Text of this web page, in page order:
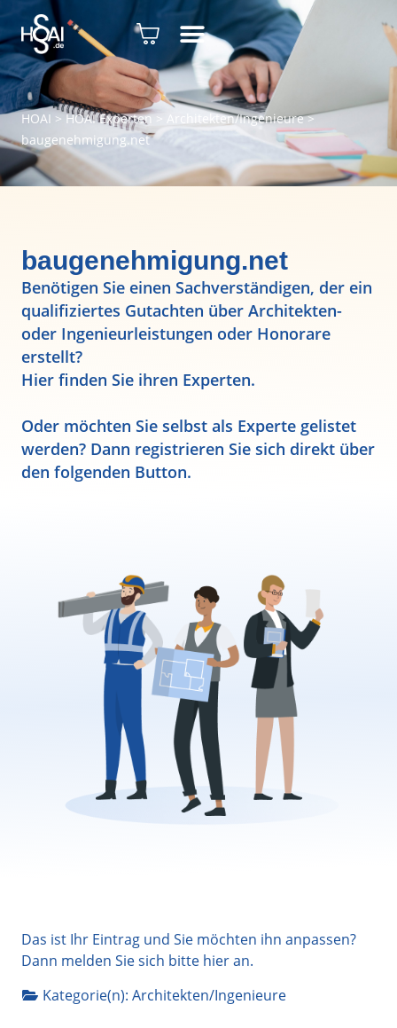
HOAI > HOAI Experten> Architekten/Ingenieure>
baugenehmigung.net
baugenehmigung.net
Benötigen Sie einen Sachverständigen, der ein
qualifiziertes Gutachten über Architekten-
oder Ingenieurleistungen oder Honorare
erstellt?
Hier finden Sie ihren Experten.
Oder möchten Sie selbst als Experte gelistet
werden? Dann registrieren Sie sich direkt über
den folgenden Button.
Das ist Ihr Eintrag und Sie möchten ihn anpassen?
Dann melden Sie sich bitte hieran.
Kategorie(n): Architekten/Ingenieure